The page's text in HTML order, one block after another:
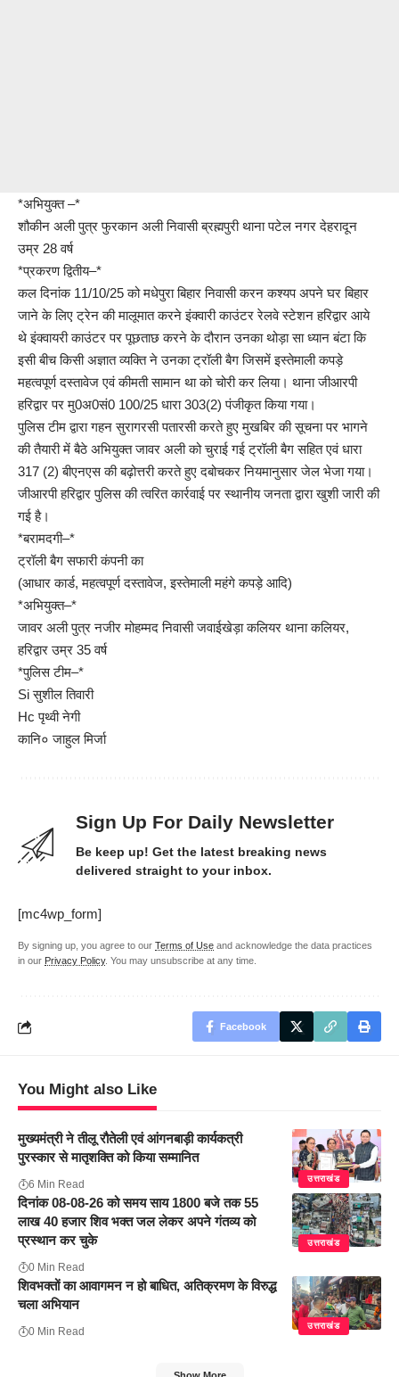
*अभियुक्त –*
शौकीन अली पुत्र फुरकान अली निवासी ब्रह्मपुरी थाना पटेल नगर देहरादून
उम्र 28 वर्ष
*प्रकरण द्वितीय–*
कल दिनांक 11/10/25 को मधेपुरा बिहार निवासी करन कश्यप अपने घर बिहार
जाने के लिए ट्रेन की मालूमात करने इंक्वारी काउंटर रेलवे स्टेशन हरिद्वार आये
थे इंक्वायरी काउंटर पर पूछताछ करने के दौरान उनका थोड़ा सा ध्यान बंटा कि
इसी बीच किसी अज्ञात व्यक्ति ने उनका ट्रॉली बैग जिसमें इस्तेमाली कपड़े
महत्वपूर्ण दस्तावेज एवं कीमती सामान था को चोरी कर लिया। थाना जीआरपी
हरिद्वार पर मु0अ0सं0 100/25 धारा 303(2) पंजीकृत किया गया।
पुलिस टीम द्वारा गहन सुरागरसी पतारसी करते हुए मुखबिर की सूचना पर भागने
की तैयारी में बैठे अभियुक्त जावर अली को चुराई गई ट्रॉली बैग सहित एवं धारा
317 (2) बीएनएस की बढ़ोत्तरी करते हुए दबोचकर नियमानुसार जेल भेजा गया।
जीआरपी हरिद्वार पुलिस की त्वरित कार्रवाई पर स्थानीय जनता द्वारा खुशी जारी की
गई है।
*बरामदगी–*
ट्रॉली बैग सफारी कंपनी का
(आधार कार्ड, महत्वपूर्ण दस्तावेज, इस्तेमाली महंगे कपड़े आदि)
*अभियुक्त–*
जावर अली पुत्र नजीर मोहम्मद निवासी जवाईखेड़ा कलियर थाना कलियर,
हरिद्वार उम्र 35 वर्ष
*पुलिस टीम–*
Si सुशील तिवारी
Hc पृथ्वी नेगी
कानि० जाहुल मिर्जा
Sign Up For Daily Newsletter
Be keep up! Get the latest breaking news
delivered straight to your inbox.
[mc4wp_form]
By signing up, you agree to our Terms of Use and acknowledge the data practices
in our Privacy Policy. You may unsubscribe at any time.
Facebook
You Might also Like
उत्तराखंड
मुख्यमंत्री ने तीलू रौतेली एवं आंगनबाड़ी कार्यकत्री
पुरस्कार से मातृशक्ति को किया सम्मानित
6 Min Read
उत्तराखंड
दिनांक 08-08-26 को समय साय 1800 बजे तक 55
लाख 40 हजार शिव भक्त जल लेकर अपने गंतव्य को
प्रस्थान कर चुके
0 Min Read
उत्तराखंड
शिवभक्तों का आवागमन न हो बाधित, अतिक्रमण के विरुद्ध
चला अभियान
0 Min Read